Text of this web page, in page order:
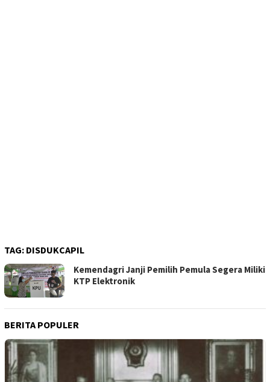
TAG: DISDUKCAPIL
Kemendagri Janji Pemilih Pemula Segera Miliki
KTP Elektronik
BERITA POPULER